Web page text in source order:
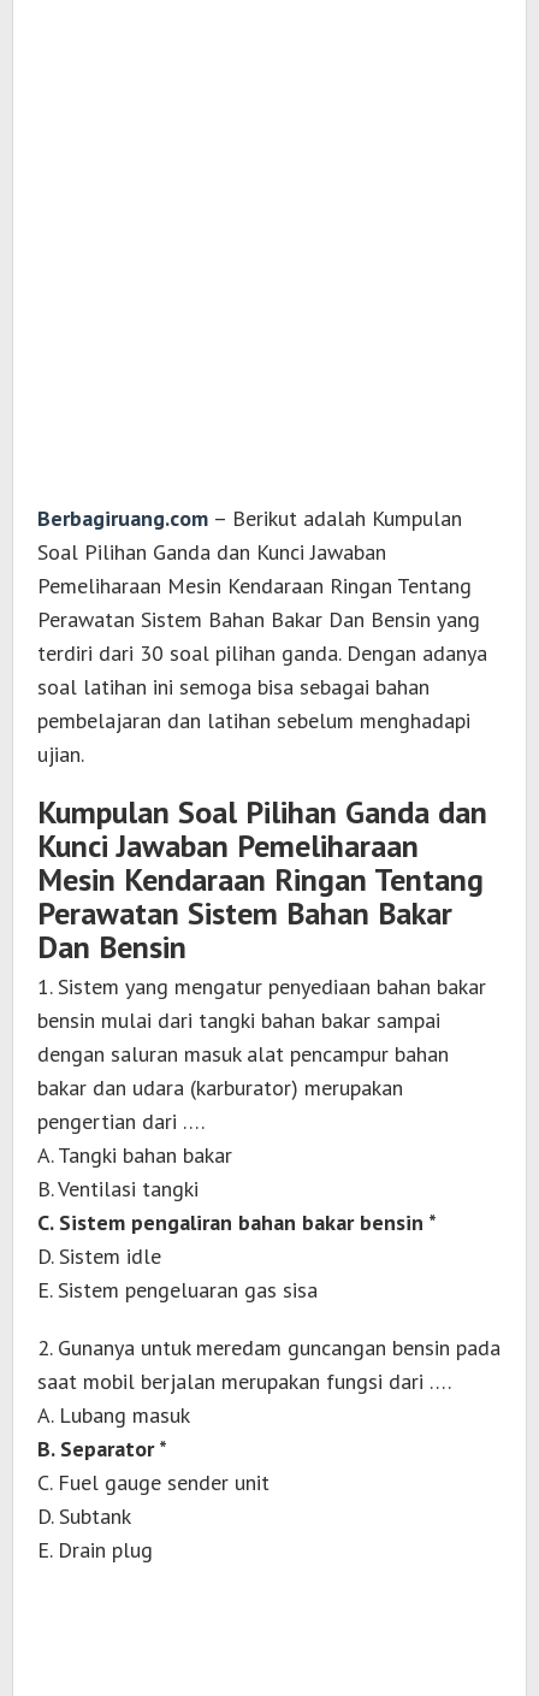
Berbagiruang.com – Berikut adalah Kumpulan
Soal Pilihan Ganda dan Kunci Jawaban
Pemeliharaan Mesin Kendaraan Ringan Tentang
Perawatan Sistem Bahan Bakar Dan Bensin yang
terdiri dari 30 soal pilihan ganda. Dengan adanya
soal latihan ini semoga bisa sebagai bahan
pembelajaran dan latihan sebelum menghadapi
ujian.
Kumpulan Soal Pilihan Ganda dan
Kunci Jawaban Pemeliharaan
Mesin Kendaraan Ringan Tentang
Perawatan Sistem Bahan Bakar
Dan Bensin
1. Sistem yang mengatur penyediaan bahan bakar
bensin mulai dari tangki bahan bakar sampai
dengan saluran masuk alat pencampur bahan
bakar dan udara (karburator) merupakan
pengertian dari ….
A. Tangki bahan bakar
B. Ventilasi tangki
C. Sistem pengaliran bahan bakar bensin *
D. Sistem idle
E. Sistem pengeluaran gas sisa
2. Gunanya untuk meredam guncangan bensin pada
saat mobil berjalan merupakan fungsi dari ….
A. Lubang masuk
B. Separator *
C. Fuel gauge sender unit
D. Subtank
E. Drain plug